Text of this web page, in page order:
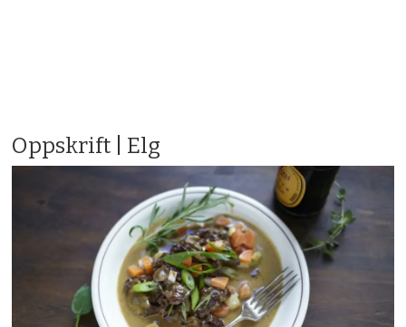
Oppskrift | Elg